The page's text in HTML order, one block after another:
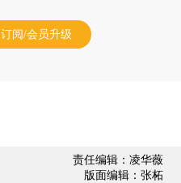
订阅/会员升级
责任编辑：凌华薇
版面编辑：张柘